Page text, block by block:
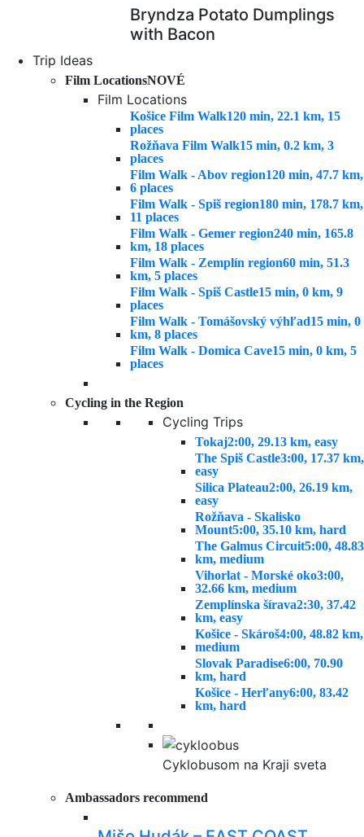
Bryndza Potato Dumplings
with Bacon
Trip Ideas
Film LocationsNOVÉ
Film Locations
Košice Film Walk120 min, 22.1 km, 15
places
Rožňava Film Walk15 min, 0.2 km, 3
places
Film Walk - Abov region120 min, 47.7 km,
6 places
Film Walk - Spiš region180 min, 178.7 km,
11 places
Film Walk - Gemer region240 min, 165.8
km, 18 places
Film Walk - Zemplín region60 min, 51.3
km, 5 places
Film Walk - Spiš Castle15 min, 0 km, 9
places
Film Walk - Tomášovský výhľad15 min, 0
km, 8 places
Film Walk - Domica Cave15 min, 0 km, 5
places
Cycling in the Region
Cycling Trips
Tokaj2:00, 29.13 km, easy
The Spiš Castle3:00, 17.37 km,
easy
Silica Plateau2:00, 26.19 km,
easy
Rožňava - Skalisko
Mount5:00, 35.10 km, hard
The Galmus Circuit5:00, 48.83
km, medium
Vihorlat - Morské oko3:00,
32.66 km, medium
Zemplínska šírava2:30, 37.42
km, easy
Košice - Skároš4:00, 48.82 km,
medium
Slovak Paradise6:00, 70.90
km, hard
Košice - Herľany6:00, 83.42
km, hard
Cyklobusom na Kraji sveta
Ambassadors recommend